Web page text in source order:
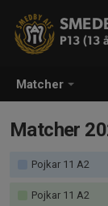
Matcher
P13 (13
Matcher
Pojkar 11 A2
Pojkar 11 A2